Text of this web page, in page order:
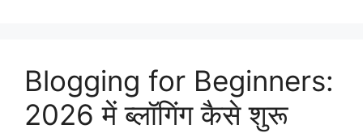
Blogging for Beginners:
2026 में ब्लॉगिंग कैसे शुरू